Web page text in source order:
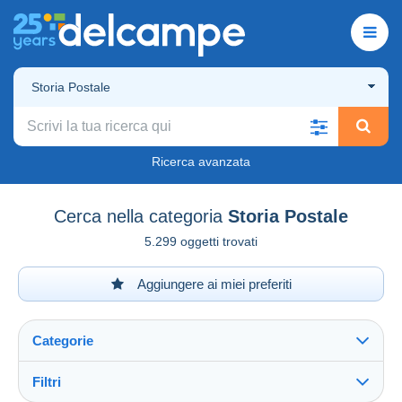
Storia Postale
Ricerca avanzata
Cerca nella categoria Storia Postale
5.299 oggetti trovati
Aggiungere ai miei preferiti
Categorie
Filtri